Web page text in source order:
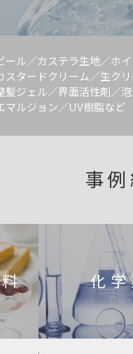
ール／カステラ生地／ホ
スタードクリーム／生ク
髪ジェル／界面活性剤／
マルジョン／UV樹脂など
事
化